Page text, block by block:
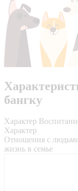
бангку
Характер
Характер
Отношения с
жизнь в семье